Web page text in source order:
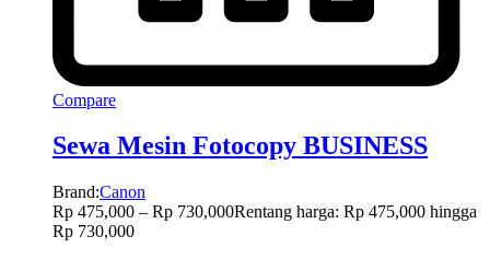
Compare
Sewa Mesin Fotocopy BUSINESS
Brand:Canon
Rp 475,000 – Rp 730,000Rentang harga: Rp 475,000 hingga
Rp 730,000